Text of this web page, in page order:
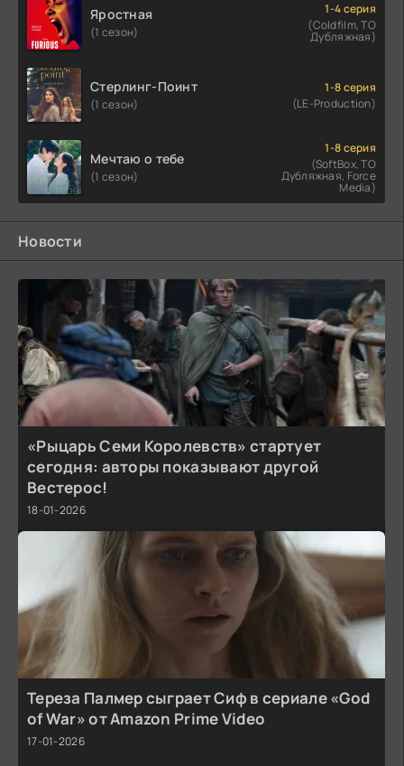
Яростная
(1 сезон)
1-4 серия
(Coldfilm, ТО
Дубляжная)
Стерлинг-Поинт
(1 сезон)
1-8 серия
(LE-Production)
Мечтаю о тебе
(1 сезон)
1-8 серия
(SoftBox, ТО
Дубляжная, Force
Media)
Новости
«Рыцарь Семи Королевств» стартует
сегодня: авторы показывают другой
Вестерос!
18-01-2026
Тереза Палмер сыграет Сиф в сериале «God
of War» от Amazon Prime Video
17-01-2026